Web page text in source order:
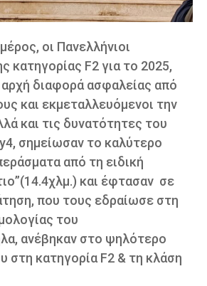
οι Πανελλήνιοι
κατηγορίας F2 για το 2025,
αρχή διαφορά ασφαλείας από
και εκμεταλλευόμενοι την
και τις δυνατότητες του
σημείωσαν το καλύτερο
από τη ειδική
και έφτασαν σε
που τους εδραίωσε στη
του
ανέβηκαν στο ψηλότερο
στη κατηγορία F2 & τη κλάση